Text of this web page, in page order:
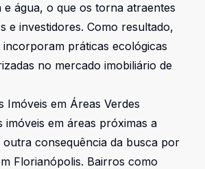
e água, o que os torna atraentes
e investidores. Como resultado,
práticas ecológicas
no mercado imobiliário de
Imóveis em Áreas Verdes
imóveis em áreas próximas a
outra consequência da busca por
Florianópolis. Bairros como